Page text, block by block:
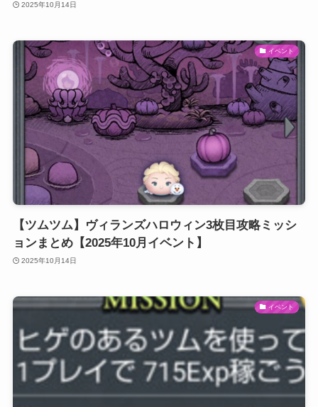
2025年10月14日
イベント
【ツムツム】ヴィランズハロウィン3枚目攻略ミッシ
ョンまとめ【2025年10月イベント】
2025年10月14日
イベント